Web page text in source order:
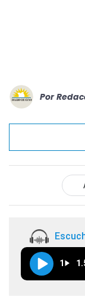
Por
1